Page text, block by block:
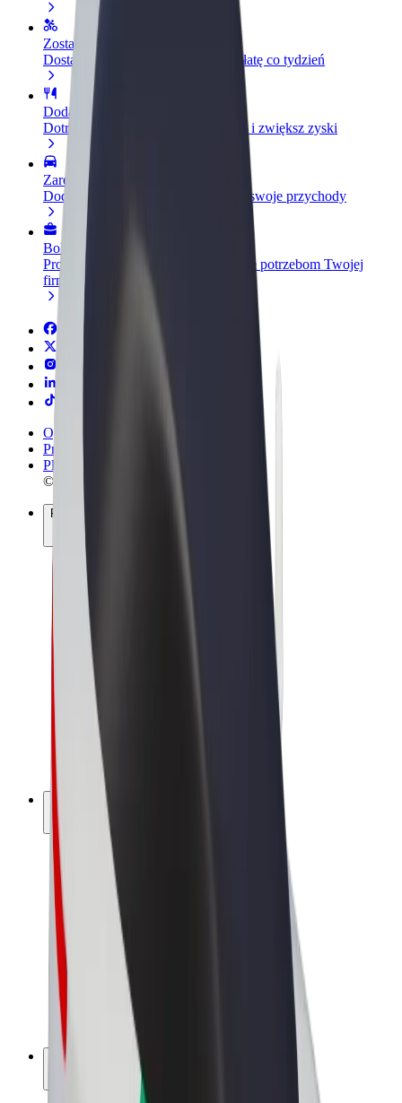
Zostań dostawcą
Dostarczaj jedzenie i otrzymuj wypłatę co tydzień
Dodaj swoją restaurację lub sklep
Dotrzyj do większej liczby klientów i zwiększ zyski
Zarejestruj się jako właściciel floty
Dodaj swoją flotę do Bolt i zwiększ swoje przychody
Bolt for Business
Produkty i usługi Bolt odpowiadające potrzebom Twojej
firmy
Ogólne Warunki
Prywatność
Pliki cookie
© 2026 Bolt Technology OÜ
Produkty
Przejazdy
Hulajnogi elektryczne
Bolt Market
Bolt Food
Bolt Drive
Bolt for Business
Rowery elektryczne
Bolt Plus
Zarabiaj z Bolt
Kierowcy
Zarobki kierowcy
Kurierzy
Zarobki kuriera
Partnerzy Bolt Food
Franczyza
O nas